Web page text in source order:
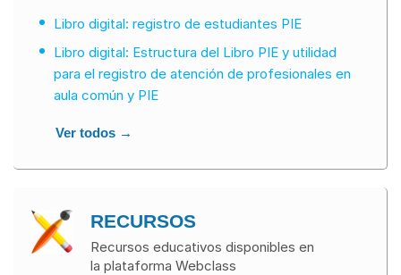
Libro digital: registro de estudiantes PIE
Libro digital: Estructura del Libro PIE y utilidad
para el registro de atención de profesionales en
aula común y PIE
Ver todos →
RECURSOS
Recursos educativos disponibles en
la plataforma Webclass